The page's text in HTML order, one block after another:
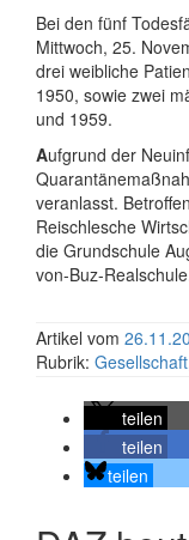
Bei den fünf
Mittwoch, 25.
drei weibliche
1950, sowie zwei
und 1959.
Aufgrund der
veranlasst.
Reischlesche
die Grundschule
von-Buz-
Artikel vom
Rubrik: Gesellschaft
teilen
teilen
teilen